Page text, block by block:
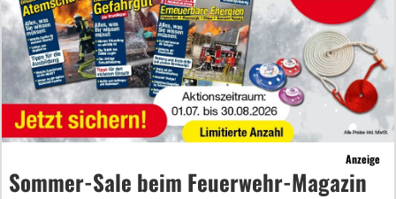
Anzeige
Sommer-Sale beim Feuerwehr-Magazin